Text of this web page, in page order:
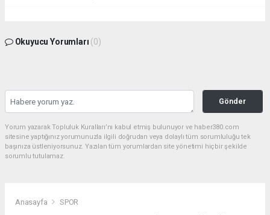
Okuyucu Yorumları (0)
Gönder
Yorum yazarak Topluluk Kuralları’nı kabul etmiş bulunuyor ve haber380.com
sitesine yaptığınız yorumunuzla ilgili doğrudan veya dolaylı tüm sorumluluğu tek
başınıza üstleniyorsunuz. Yazılan tüm yorumlardan site yönetimi hiçbir şekilde
sorumlu tutulamaz.
Anasayfa SPOR